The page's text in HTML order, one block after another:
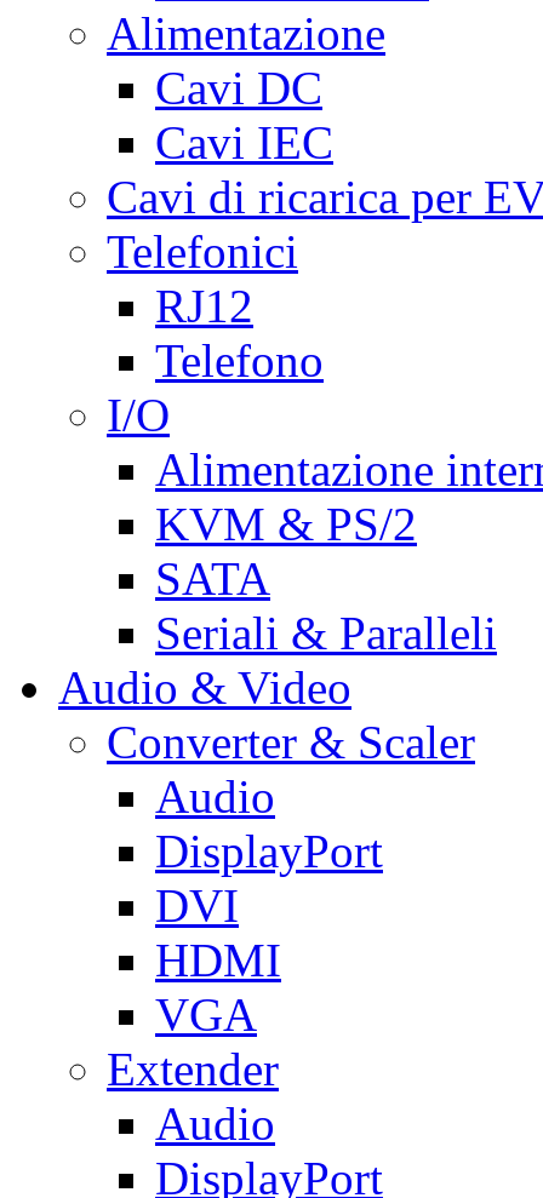
Alimentazione
Cavi DC
Cavi IEC
Cavi di ricarica per
Telefonici
RJ12
Telefono
I/O
Alimentazione
KVM & PS/2
SATA
Seriali & Paralleli
Audio & Video
Converter & Scaler
Audio
DisplayPort
DVI
HDMI
VGA
Extender
Audio
DisplayPort